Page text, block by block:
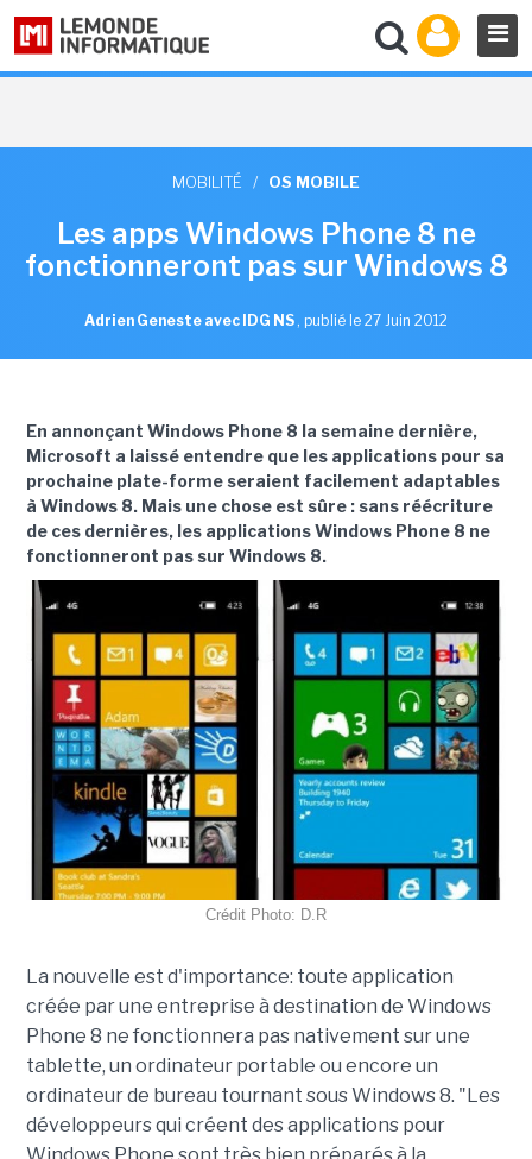
MOBILITÉ / OS MOBILE
Les apps Windows Phone 8 ne
fonctionneront pas sur Windows 8
Adrien Geneste avec IDG NS , publié le 27 Juin 2012
En annonçant Windows Phone 8 la semaine dernière,
Microsoft a laissé entendre que les applications pour sa
prochaine plate-forme seraient facilement adaptables
à Windows 8. Mais une chose est sûre : sans réécriture
de ces dernières, les applications Windows Phone 8 ne
fonctionneront pas sur Windows 8.
Crédit Photo: D.R
La nouvelle est d'importance: toute application
créée par une entreprise à destination de Windows
Phone 8 ne fonctionnera pas nativement sur une
tablette, un ordinateur portable ou encore un
ordinateur de bureau tournant sous Windows 8. "Les
développeurs qui créent des applications pour